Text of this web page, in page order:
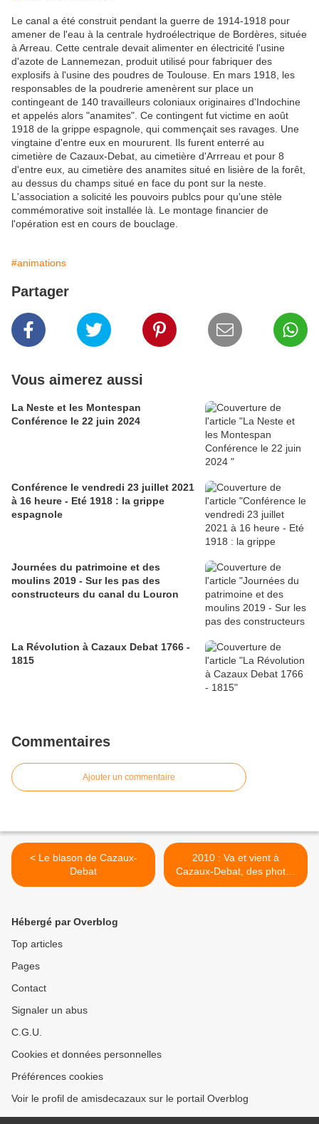
Le canal a été construit pendant la guerre de 1914-1918 pour
amener de l'eau à la centrale hydroélectrique de Bordères, située
à Arreau. Cette centrale devait alimenter en électricité l'usine
d'azote de Lannemezan, produit utilisé pour fabriquer des
explosifs à l'usine des poudres de Toulouse. En mars 1918, les
responsables de la poudrerie amenèrent sur place un
contingeant de 140 travailleurs coloniaux originaires d'Indochine
et appelés alors "anamites". Ce contingent fut victime en août
1918 de la grippe espagnole, qui commençait ses ravages. Une
vingtaine d'entre eux en moururent. Ils furent enterré au
cimetière de Cazaux-Debat, au cimetière d'Arrreau et pour 8
d'entre eux, au cimetière des anamites situé en lisière de la forêt,
au dessus du champs situé en face du pont sur la neste.
L'association a solicité les pouvoirs publcs pour qu'une stèle
commémorative soit installée là. Le montage financier de
l'opération est en cours de bouclage.
#animations
Partager
Vous aimerez aussi
La Neste et les Montespan
Conférence le 22 juin 2024
Conférence le vendredi 23 juillet 2021
à 16 heure - Eté 1918 : la grippe
espagnole
Journées du patrimoine et des
moulins 2019 - Sur les pas des
constructeurs du canal du Louron
La Révolution à Cazaux Debat 1766 -
1815
Commentaires
Ajouter un commentaire
< Le blason de Cazaux-
Debat
2010 : Va et vient à
Cazaux-Debat, des photos
pour témoigner >
Hébergé par Overblog
Top articles
Pages
Contact
Signaler un abus
C.G.U.
Cookies et données personnelles
Préférences cookies
Voir le profil de amisdecazaux sur le portail Overblog